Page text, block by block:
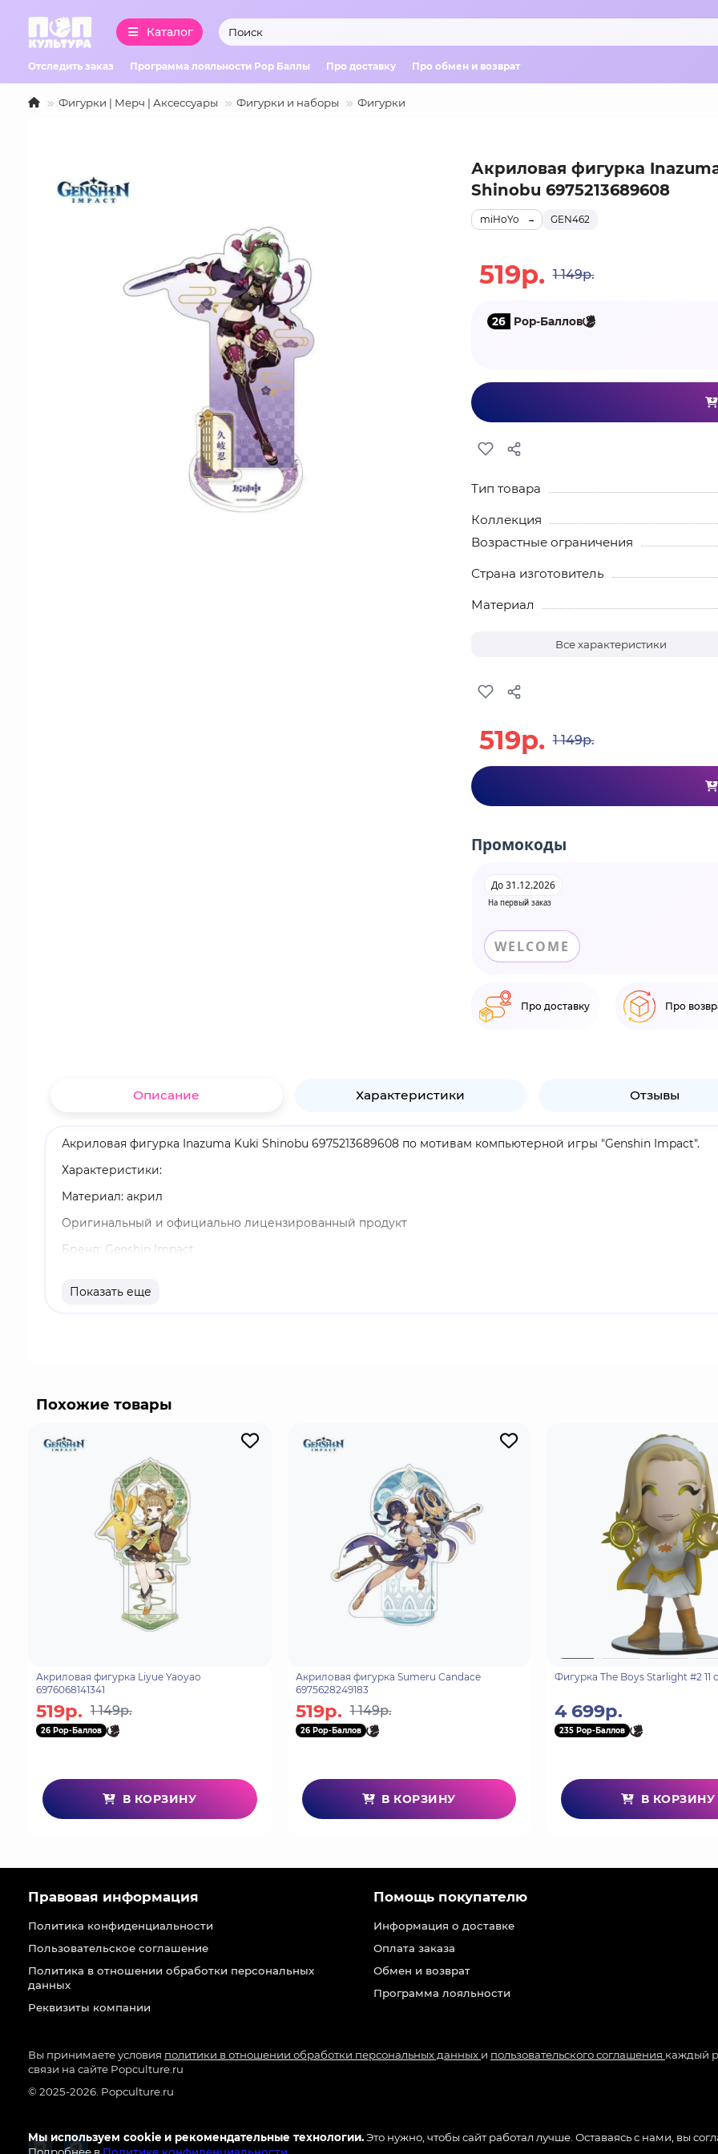
Каталог
Отследить заказ Программа лояльности Pop Баллы Про доставку Про обмен и возврат
Фигурки | Мерч | Аксессуары Фигурки и наборы Фигурки
Акриловая фигурка
Shinobu 6975213689608
GEN462
miHoYo
519р. 1 149р.
26 Pop-Баллов
Тип товара
Коллекция
Возрастные ограничения
Страна изготовитель
Материал
Все характеристики
519р. 1 149р.
Промокоды
На первый заказ
До 31.12.2026
WELCOME
Про доставку Про
Описание Характеристики Отзывы
Акриловая фигурка Inazuma Kuki Shinobu 6975213689608 по мотивам компьютерной игры "Genshin Impact".
Характеристики:
Материал: акрил
Оригинальный и официально лицензированный продукт
Бренд: Genshin Impact
элементальный навык, она тратит HP в определённой пропорции и создаёт Травяное кольцо освящения,
Показать еще
Похожие товары
Акриловая фигурка Liyue Yaoyao
6976068141341
519р. 1 149р.
26 Pop-Баллов
В КОРЗИНУ
Акриловая фигурка Sumeru Candace
6975628249183
519р. 1 149р.
26 Pop-Баллов
В КОРЗИНУ
Фигурка The Boys Starlight #2 11
4 699р.
235 Pop-Баллов
В КОРЗИНУ
Мы используем cookie и рекомендательные технологии.Это нужно, чтобы сайт работал лучше. Оставаясь с нами, вы
Правовая информация
Политика конфиденциальности
Пользовательское соглашение
Политика в отношении обработки персональных
данных
Реквизиты компании
Помощь покупателю
Информация о доставке
Оплата заказа
Обмен и возврат
Программа лояльности
Вы принимаете условия политики в отношении обработки персональных данных и пользовательского соглашения каждый
связи на сайте Popculture.ru
© 2025-2026. Popculture.ru